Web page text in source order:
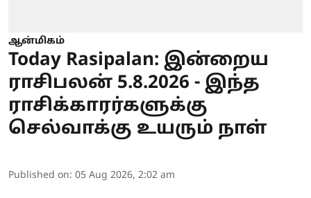
ஆன்மிகம்
Today Rasipalan: இன்றைய
ராசிபலன் 5.8.2026 - இந்த
ராசிக்காரர்களுக்கு
செல்வாக்கு உயரும் நாள்
Published on: 05 Aug 2026, 2:02 am